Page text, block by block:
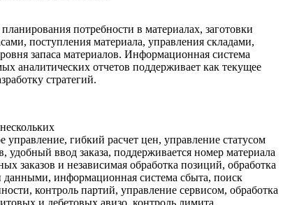
потребности в материалах, заготовки
поступления материала, управления складами,
запаса материалов. Информационная система
аналитических отчетов поддерживает как текущее
стратегий.
управление, гибкий расчет цен, управление статусом
удобный ввод заказа, поддерживается номер материала
заказов и независимая обработка позиций, обработка
данными, информационная система сбыта, поиск
контроль партий, управление сервисом, обработка